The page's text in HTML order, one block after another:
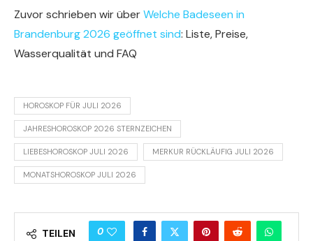
Zuvor schrieben wir überWelche Badeseen in
Brandenburg 2026 geöffnet sind: Liste, Preise,
Wasserqualität und FAQ
HOROSKOP FÜR JULI 2026
JAHRESHOROSKOP 2026 STERNZEICHEN
LIEBESHOROSKOP JULI 2026 MERKUR RÜCKLÄUFIG JULI 2026
MONATSHOROSKOP JULI 2026
TEILEN 0